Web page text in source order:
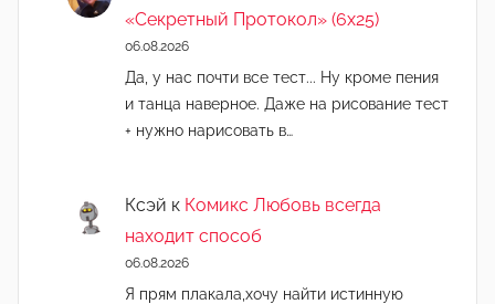
«Секретный Протокол» (6х25)
06.08.2026
Да, у нас почти все тест... Ну кроме пения
и танца наверное. Даже на рисование тест
+ нужно нарисовать в…
Ксэй к Комикс Любовь всегда
находит способ
06.08.2026
Я прям плакала,хочу найти истинную